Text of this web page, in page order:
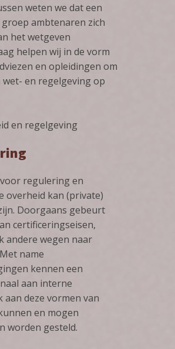
weten we dat een
ambtenaren zich
het wetgeven
helpen wij in de vorm
en opleidingen om
en regelgeving op
en regelgeving
regulering en
overheid kan (private)
Doorgaans gebeurt
certificeringseisen,
andere wegen naar
name
kennen een
aan interne
aan deze vormen van
en mogen
worden gesteld.